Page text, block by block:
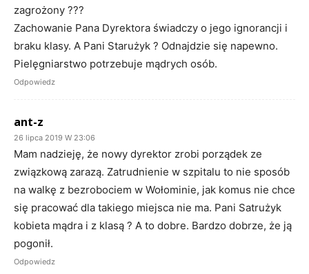
zagrożony ???
Zachowanie Pana Dyrektora świadczy o jego ignorancji i
braku klasy. A Pani Starużyk ? Odnajdzie się napewno.
Pielęgniarstwo potrzebuje mądrych osób.
Odpowiedz
ant-z
26 lipca 2019 W 23:06
Mam nadzieję, że nowy dyrektor zrobi porządek ze
związkową zarazą. Zatrudnienie w szpitalu to nie sposób
na walkę z bezrobociem w Wołominie, jak komus nie chce
się pracować dla takiego miejsca nie ma. Pani Satrużyk
kobieta mądra i z klasą ? A to dobre. Bardzo dobrze, że ją
pogonił.
Odpowiedz